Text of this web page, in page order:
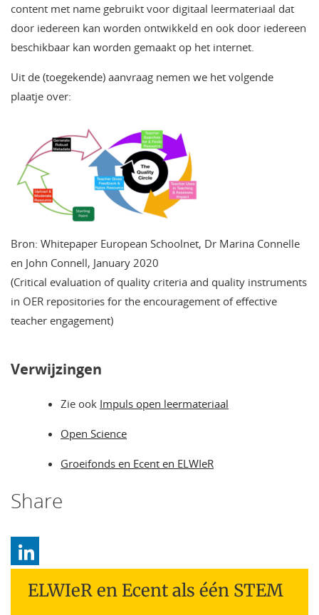
content met name gebruikt voor digitaal leermateriaal dat
door iedereen kan worden ontwikkeld en ook door iedereen
beschikbaar kan worden gemaakt op het internet.
Uit de (toegekende) aanvraag nemen we het volgende
plaatje over:
Bron: Whitepaper European Schoolnet, Dr Marina Connelle
en John Connell, January 2020
(Critical evaluation of quality criteria and quality instruments
in OER repositories for the encouragement of effective
teacher engagement)
Verwijzingen
Zie ook Impuls open leermateriaal
Open Science
Groeifonds en Ecent en ELWIeR
Share
ELWIeR en Ecent als één STEM